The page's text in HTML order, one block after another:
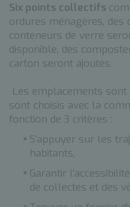
Six points collectifs
ordures ménagères, des
conteneurs de verre
disponible, des
carton seront ajoutés.
Les emplacements
sont choisis avec la
fonction de 3 critères :
S’appuyer sur les
habitants,
Garantir
de collectes et des